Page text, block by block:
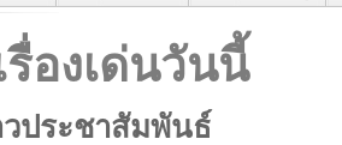
รื่องเด่นวันนี้
ประชาสัมพันธ์